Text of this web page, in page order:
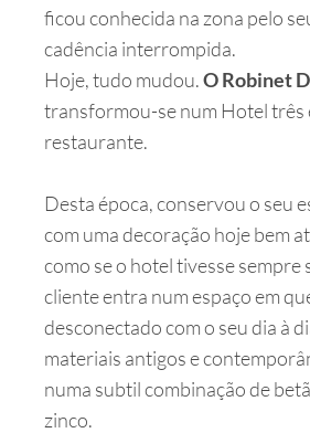
ficou conhecida na zona pelo
cadência interrompida.
Hoje, tudo mudou.O Robinet
transformou-se num Hotel três
restaurante.
Desta época, conservou o seu
com uma decoração hoje bem
como se o hotel tivesse sempre
cliente entra num espaço em
desconectado com o seu dia à
materiais antigos e
numa subtil combinação de
zinco.